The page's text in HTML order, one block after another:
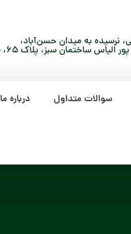
نرسیده به میدان حسن‌آباد،
ساختمان سبز، پلاک 65، ط 4،واحد8
سوالات متداول درباره ما